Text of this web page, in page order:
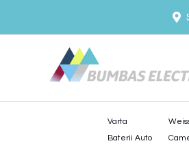
Varta
Baterii Auto